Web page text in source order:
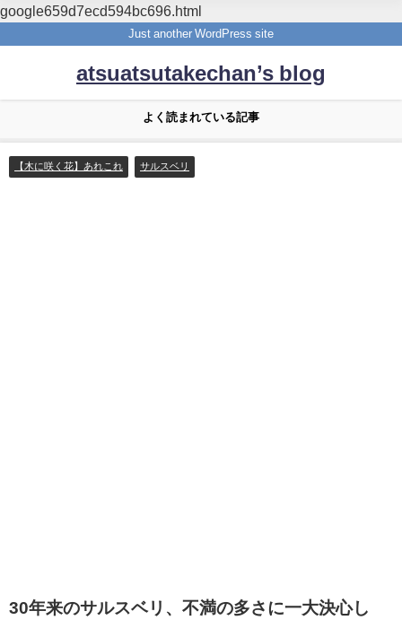
google659d7ecd594bc696.html
Just another WordPress site
atsuatsutakechan’s blog
よく読まれている記事
【木に咲く花】あれこれ サルスベリ
30年来のサルスベリ、不満の多さに一大決心し